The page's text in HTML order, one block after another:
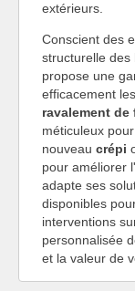
extérieurs.
Conscient des
structurelle des
propose une
efficacement
ravalement de
méticuleux
nouveau crépi
pour améliorer
adapte ses
disponibles
interventions
personnalisée
et la valeur de